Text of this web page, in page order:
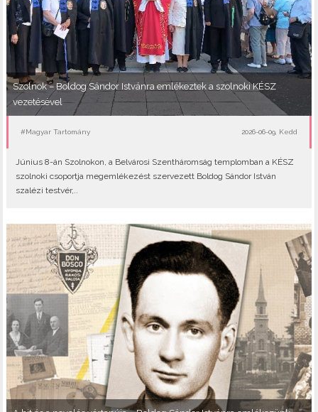
Szolnok – Boldog Sándor Istvánra emlékeztek a szolnoki KÉSZ
vezetésével
#Magyar Tartomány 2026-06-09, Kedd
Június 8-án Szolnokon, a Belvárosi Szentháromság templomban a KÉSZ
szolnoki csoportja megemlékezést szervezett Boldog Sándor István
szalézi testvér,..